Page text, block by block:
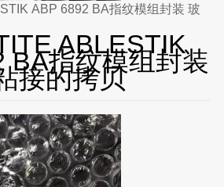
ABP 6892 BA指纹模组封装 玻
ABLESTIK
BA指纹模组封装
接的拷贝